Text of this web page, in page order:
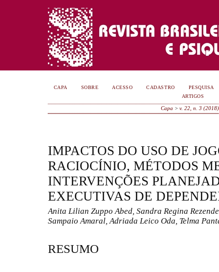
CAPA SOBRE ACESSO CADASTRO
PESQUISA
ARTIGOS
Capa > v. 22, n. 3 (2018)
IMPACTOS DO USO DE
RACIOCÍNIO, MÉTODOS
INTERVENÇÕES
EXECUTIVAS DE
Anita Lilian Zuppo Abed, Sandra Regina
Sampaio Amaral, Adriada Leico Oda, Telma
RESUMO